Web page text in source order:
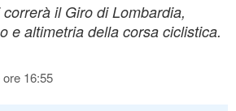
il Giro di Lombardia,
e altimetria della corsa ciclistica.
16:55